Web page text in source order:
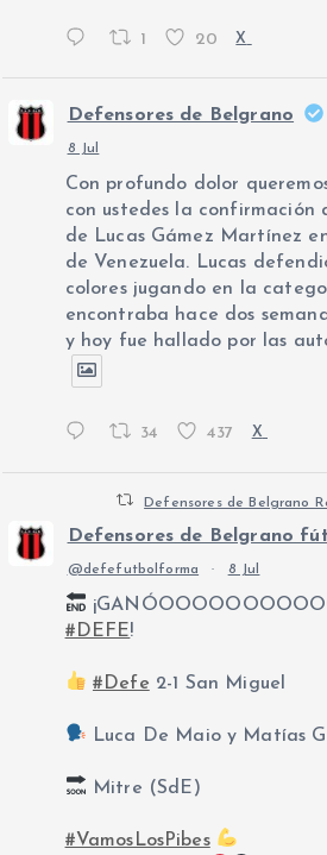
1 20 X
Defensores de Belgrano
8 Jul
Con profundo dolor
con ustedes la confirmación
de Lucas Gámez Martínez
de Venezuela. Lucas
colores jugando en la
encontraba hace dos
y hoy fue hallado por las
34 437 X
Defensores de Belgrano
Defensores de Belgrano
@defefutbolforma · 8 Jul
#DEFE!
#Defe 2-1 San Miguel
Luca De Maio y Matías
Mitre (SdE)
#VamosLosPibes